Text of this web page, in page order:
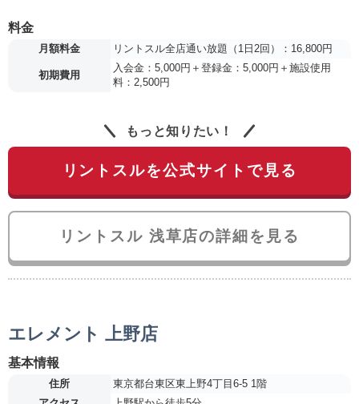
料金
月額料金 リントスル全店通い放題（1日2回）：16,800円
初期費用
入会金：5,000円＋登録金：5,000円＋施設使用
料：2,500円
もっと知りたい！
リントスルを公式サイトで見る
リントスル 浅草店の詳細を見る
エレメント 上野店
基本情報
住所
東京都台東区東上野4丁目6-5 1階